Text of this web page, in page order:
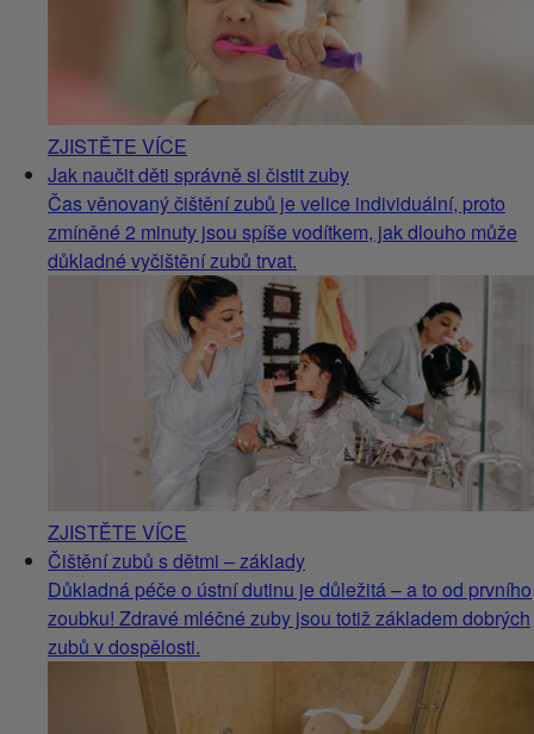
ZJISTĚTE VÍCE
Jak naučit děti správně si čistit zuby
Čas věnovaný čištění zubů je velice individuální, proto
zmíněné 2 minuty jsou spíše vodítkem, jak dlouho může
důkladné vyčištění zubů trvat.
ZJISTĚTE VÍCE
Čištění zubů s dětmi – základy
Důkladná péče o ústní dutinu je důležitá – a to od prvního
zoubku! Zdravé mléčné zuby jsou totiž základem dobrých
zubů v dospělosti.